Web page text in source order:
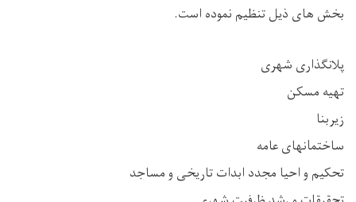
بخش های ذیل تنظیم نموده است.
پلانگذاری شهری
تهیه مسکن
زیربنا
ساختمانهای عامه
تحکیم و احیا مجدد ابدات تاریخی و مساجد